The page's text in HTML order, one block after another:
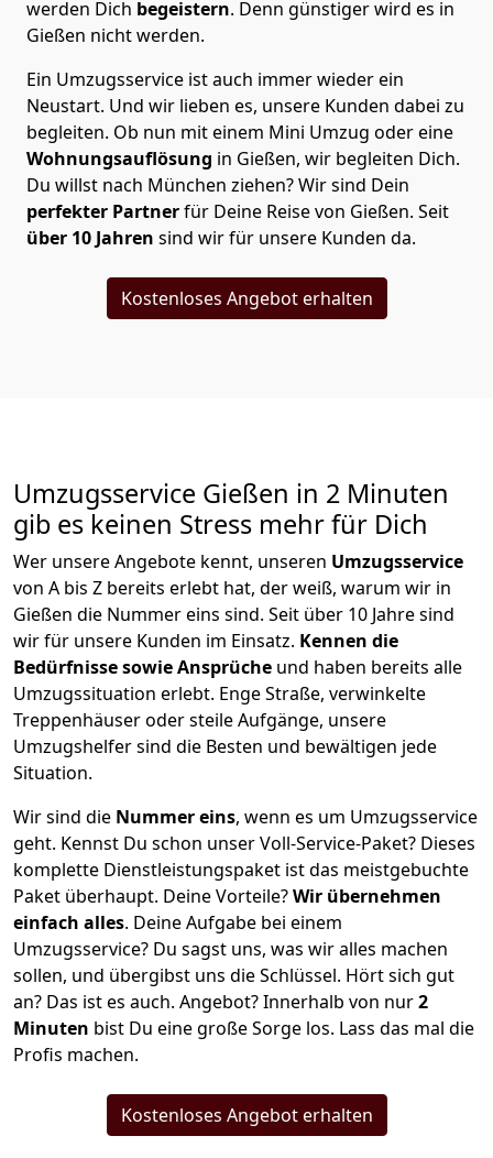
werden Dich begeistern. Denn günstiger wird es in
Gießen nicht werden.
Ein Umzugsservice ist auch immer wieder ein
Neustart. Und wir lieben es, unsere Kunden dabei zu
begleiten. Ob nun mit einem Mini Umzug oder eine
Wohnungsauflösung in Gießen, wir begleiten Dich.
Du willst nach München ziehen? Wir sind Dein
perfekter Partnerfür Deine Reise von Gießen. Seit
über 10 Jahren sind wir für unsere Kunden da.
Kostenloses Angebot erhalten
Umzugsservice Gießen in 2 Minuten
gib es keinen Stress mehr für Dich
Wer unsere Angebote kennt, unseren Umzugsservice
von A bis Z bereits erlebt hat, der weiß, warum wir in
Gießen die Nummer eins sind. Seit über 10 Jahre sind
wir für unsere Kunden im Einsatz. Kennen die
Bedürfnisse sowie Ansprüche und haben bereits alle
Umzugssituation erlebt. Enge Straße, verwinkelte
Treppenhäuser oder steile Aufgänge, unsere
Umzugshelfer sind die Besten und bewältigen jede
Situation.
Wir sind die Nummer eins, wenn es um Umzugsservice
geht. Kennst Du schon unser Voll-Service-Paket? Dieses
komplette Dienstleistungspaket ist das meistgebuchte
Paket überhaupt. Deine Vorteile?Wir übernehmen
einfach alles. Deine Aufgabe bei einem
Umzugsservice? Du sagst uns, was wir alles machen
sollen, und übergibst uns die Schlüssel. Hört sich gut
an? Das ist es auch. Angebot? Innerhalb von nur2
Minuten bist Du eine große Sorge los. Lass das mal die
Profis machen.
Kostenloses Angebot erhalten